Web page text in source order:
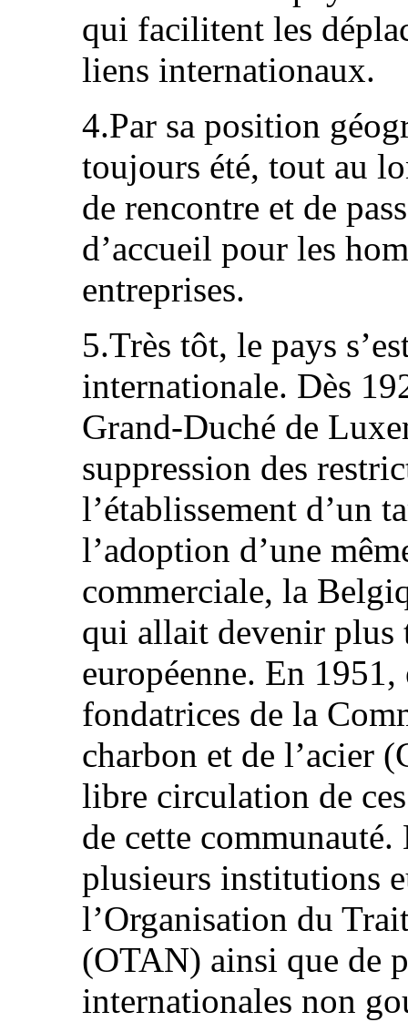
qui facilitent les
liens internationaux.
4.Par sa position
toujours été, tout au
de rencontre et de
d’accueil pour les
entreprises.
5.Très tôt, le pays
internationale. Dès
Grand-Duché de
suppression des
l’établissement d’un
l’adoption d’une
commerciale, la
qui allait devenir plus
européenne. En
fondatrices de la
charbon et de l’acier
libre circulation de
de cette
plusieurs institutions
l’Organisation du
(OTAN) ainsi que de
internationales non